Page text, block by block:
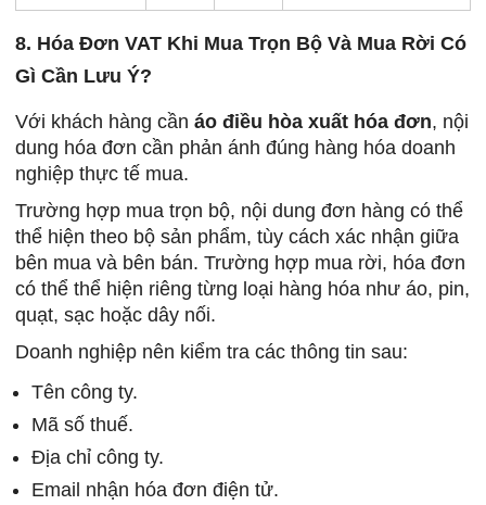
8. Hóa Đơn VAT Khi Mua Trọn Bộ Và Mua Rời Có
Gì Cần Lưu Ý?
Với khách hàng cần áo điều hòa xuất hóa đơn, nội
dung hóa đơn cần phản ánh đúng hàng hóa doanh
nghiệp thực tế mua.
Trường hợp mua trọn bộ, nội dung đơn hàng có thể
thể hiện theo bộ sản phẩm, tùy cách xác nhận giữa
bên mua và bên bán. Trường hợp mua rời, hóa đơn
có thể thể hiện riêng từng loại hàng hóa như áo, pin,
quạt, sạc hoặc dây nối.
Doanh nghiệp nên kiểm tra các thông tin sau:
Tên công ty.
Mã số thuế.
Địa chỉ công ty.
Email nhận hóa đơn điện tử.